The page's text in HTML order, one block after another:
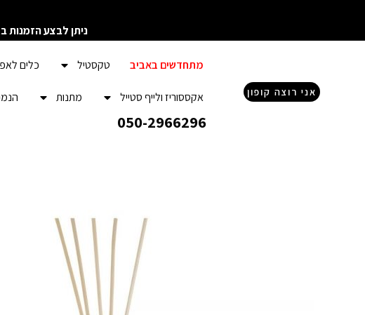
ניתן לבצע הזמנות
אני רוצה קופון
מתחדשים באביב טקסטיל כלים
אקססוריז ולייף סטייל מתנות
050-2966296